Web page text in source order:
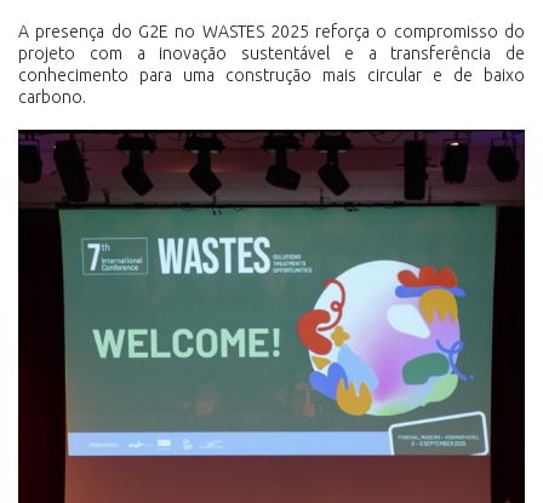
A presença do G2E no WASTES 2025 reforça o compromisso do
projeto com a inovação sustentável e a transferência de
conhecimento para uma construção mais circular e de baixo
carbono.